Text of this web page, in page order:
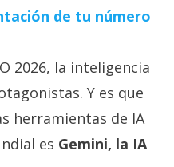
de tu número
2026, la inteligencia
Y es que
herramientas de IA
es Gemini, la IA